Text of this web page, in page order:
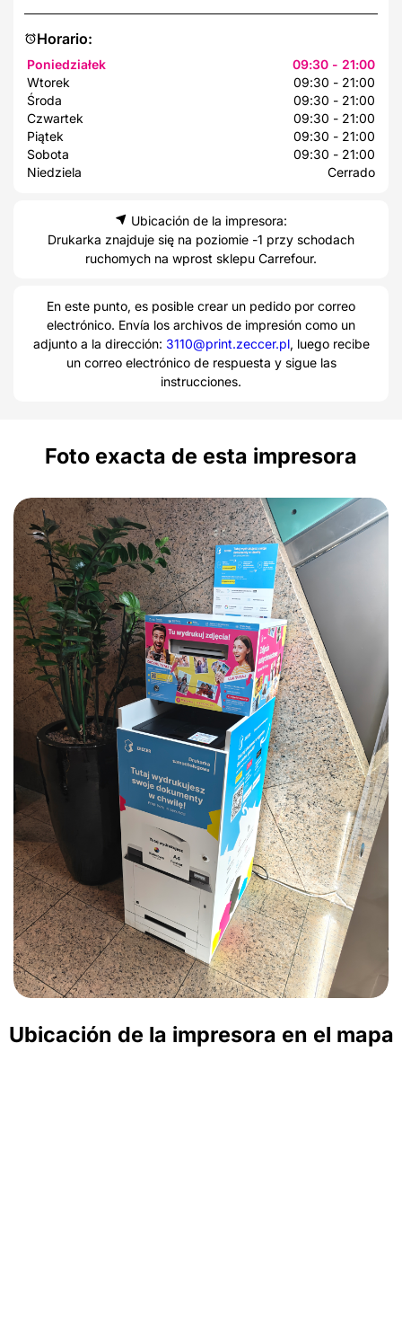
Horario:
Poniedziałek
09:30 - 21:00
Wtorek
09:30 - 21:00
Środa
09:30 - 21:00
Czwartek
09:30 - 21:00
Piątek
09:30 - 21:00
Sobota
09:30 - 21:00
Niedziela
Cerrado
Ubicación de la impresora:
Drukarka znajduje się na poziomie -1 przy schodach
ruchomych na wprost sklepu Carrefour.
En este punto, es posible crear un pedido por correo
electrónico. Envía los archivos de impresión como un
adjunto a la dirección: 3110@print.zeccer.pl, luego recibe
un correo electrónico de respuesta y sigue las
instrucciones.
Foto exacta de esta impresora
Ubicación de la impresora en el mapa